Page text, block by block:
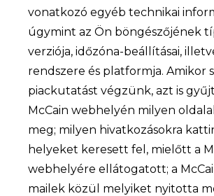
vonatkozó egyéb technikai
úgymint az Ön böngészőjének
verziója, időzóna-beállításai,
rendszere és platformja. Amikor
piackutatást végzünk, azt is
McCain webhelyén milyen
meg; milyen hivatkozásokra
helyeket keresett fel, mielőtt a
webhelyére ellátogatott; a
mailek közül melyiket nyitotta